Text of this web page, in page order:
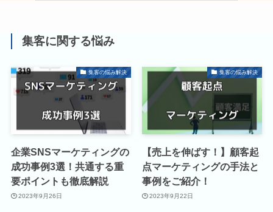
集客に関する悩み
集客の悩み解決
企業SNSマーケティングの
成功事例3選！共通する重
要ポイントも徹底解説
2023年9月26日
集客の悩み解決
【売上を伸ばす！】顧客起
点マーケティングの手法と
事例をご紹介！
2023年9月22日